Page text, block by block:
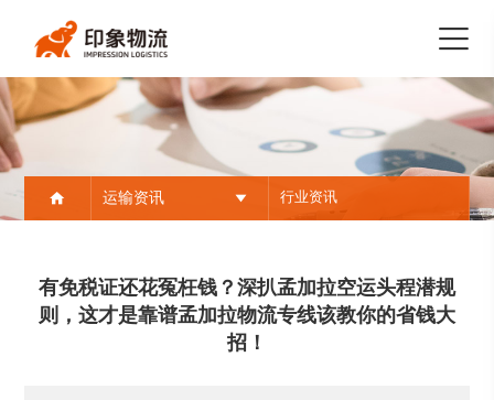
运输资讯 ⾏业资讯
有免税证还花冤枉钱？深扒孟加拉空运头程潜规
则，这才是靠谱孟加拉物流专线该教你的省钱大
招！